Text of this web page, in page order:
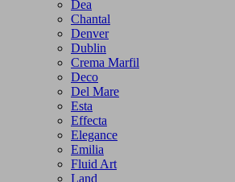
Dea
Chantal
Denver
Dublin
Crema Marfil
Deco
Del Mare
Esta
Effecta
Elegance
Emilia
Fluid Art
Land